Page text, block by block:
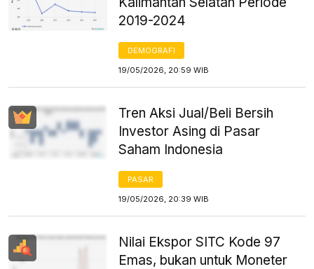
2019-2024
DEMOGRAFI
19/05/2026, 20:59 WIB
Tren Aksi Jual/Beli Bersih
Investor Asing di Pasar
Saham Indonesia
PASAR
19/05/2026, 20:39 WIB
Nilai Ekspor SITC Kode 97
Emas, bukan untuk Moneter